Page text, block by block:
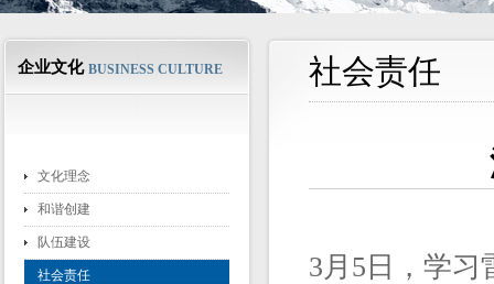
企业文化 BUSINESS CULTURE
文化理念
和谐创建
队伍建设
社会责任
社会责任
3月5日，学习